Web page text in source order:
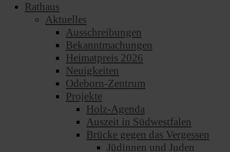
Rathaus
Aktuelles
Ausschreibungen
Bekanntmachungen
Heimatpreis 2026
Neuigkeiten
Odeborn-Zentrum
Projekte
Holz-Agenda
Auszeit in Südwestfalen
Brücke gegen das Vergessen
Jüdinnen und Juden